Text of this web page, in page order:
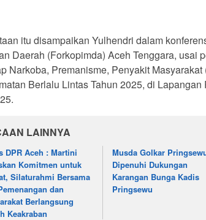
itu disampaikan Yulhendri dalam
Daerah (Forkopimda) Aceh Tenggara, usai
Narkoba, Premanisme, Penyakit
Berlalu Lintas Tahun 2025, di
LAINNYA
DPR Aceh : Martini
Komitmen untuk
Silaturahmi Bersama
dan
Berlangsung
Keakraban
Musda Golkar
Dipenuhi Dukungan
Karangan Bunga Kadis
Pringsewu